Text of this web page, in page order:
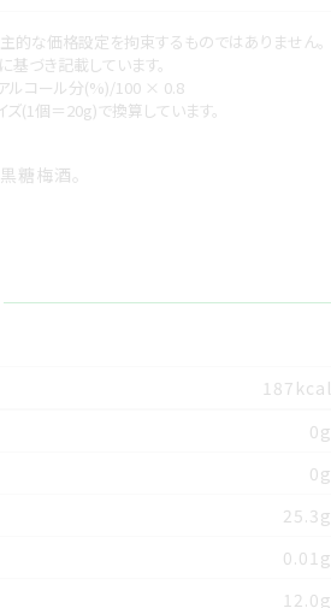
的な価格設定を拘束するものではありません。
づき記載しています。
ルコール分(%)/100 × 0.8
(1個＝20g)で換算しています。
梅酒。
187kcal
0g
0g
25.3g
0.01g
12.0g